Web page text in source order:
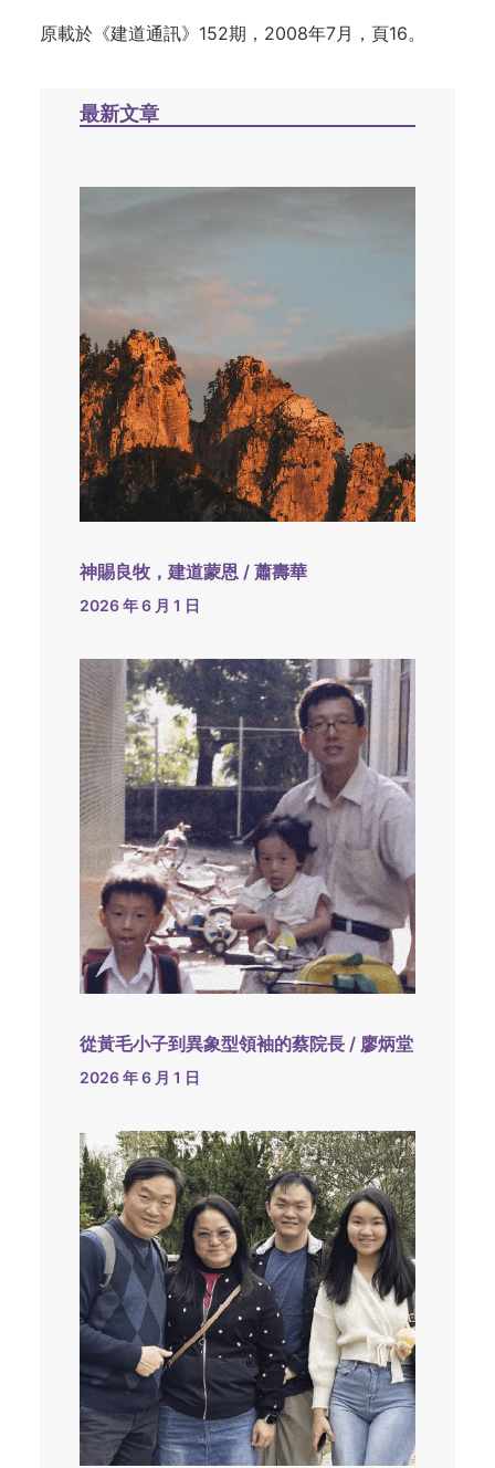
原載於《建道通訊》152期，2008年7月，頁16。
最新文章
神賜良牧，建道蒙恩 / 蕭壽華
2026 年 6 月 1 日
從黃毛小子到異象型領袖的蔡院長 / 廖炳堂
2026 年 6 月 1 日